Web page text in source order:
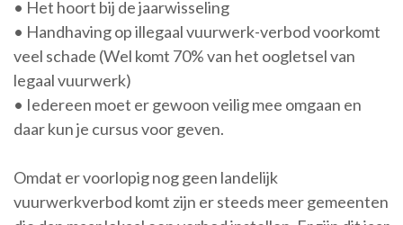
• Het hoort bij de jaarwisseling
• Handhaving op illegaal vuurwerk-verbod voorkomt
veel schade (Wel komt 70% van het oogletsel van
legaal vuurwerk)
• Iedereen moet er gewoon veilig mee omgaan en
daar kun je cursus voor geven.
Omdat er voorlopig nog geen landelijk
vuurwerkverbod komt zijn er steeds meer gemeenten